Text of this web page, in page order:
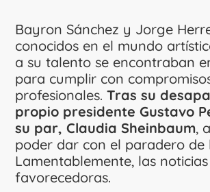
Bayron Sánchez y Jorge
conocidos en el mundo
a su talento se encontraban
para cumplir con
profesionales.Tras su
propio presidente Gustavo
su par, Claudia Sheinbaum,
poder dar con el paradero de
Lamentablemente, las
favorecedoras.